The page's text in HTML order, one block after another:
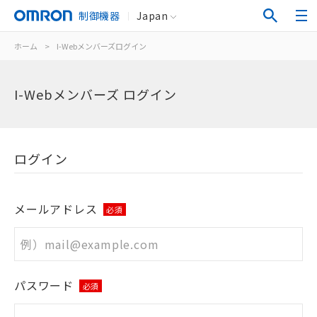
制御機器 Japan
ホーム > I-Webメンバーズログイン
I-Webメンバーズ ログイン
ログイン
メールアドレス 必須
パスワード 必須